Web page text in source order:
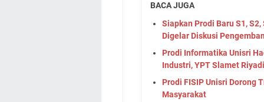
BACA JUGA
Siapkan Prodi Baru S1,
Digelar Diskusi
Prodi Informatika Unisri
Industri, YPT Slamet
Prodi FISIP Unisri Dorong
Masyarakat